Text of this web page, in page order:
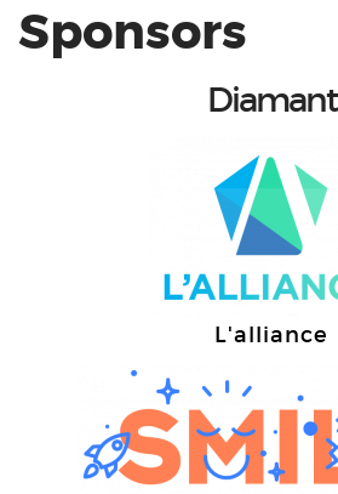
Sponsors
Diamant
L'alliance